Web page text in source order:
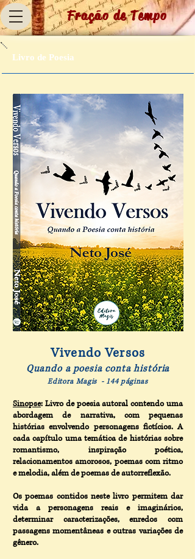
Fração de Tempo
Livro de Poesia
Vivendo Versos
Quando a poesia conta história
Editora Magis - 144 páginas
Sinopse: Livro de poesia autoral contendo uma
abordagem de narrativa, com pequenas
histórias envolvendo personagens fictícios. A
cada capítulo uma temática de histórias sobre
romantismo, inspiração poética,
relacionamentos amorosos, poemas com ritmo
e melodia, além de poemas de autorreflexão.
Os poemas contidos neste livro permitem dar
vida a personagens reais e imaginários,
determinar caracterizações, enredos com
passagens momentâneas e outras variações de
gênero.